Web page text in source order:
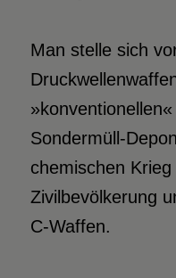
Man stelle sich
Sondermüll-
chemischen
Zivilbevölkerung
C-Waffen.